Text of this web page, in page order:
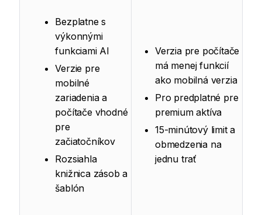
Bezplatne s
výkonnými
funkciami AI
Verzie pre
mobilné
zariadenia a
počítače vhodné
pre
začiatočníkov
Rozsiahla
knižnica zásob a
šablón
Verzia pre počítače
má menej funkcií
ako mobilná verzia
Pro predplatné pre
premium aktíva
15-minútový limit a
obmedzenia na
jednu trať